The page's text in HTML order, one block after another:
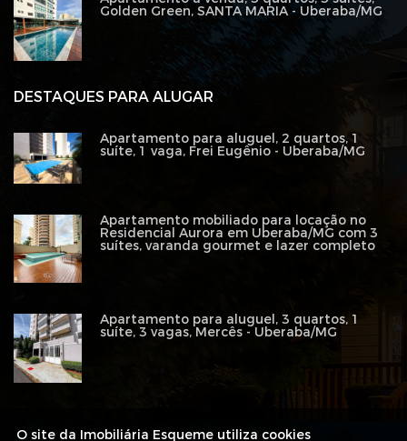
DESTAQUES PARA ALUGAR
Apartamento para aluguel, 2 quartos, 1
suíte, 1 vaga, Frei Eugênio - Uberaba/MG
Apartamento mobiliado para locação no
Residencial Aurora em Uberaba/MG com 3
suítes, varanda gourmet e lazer completo
Apartamento para aluguel, 3 quartos, 1
suíte, 3 vagas, Mercês - Uberaba/MG
Golden Green, SANTA MARIA - Uberaba/MG
O site da Imobiliária Esqueme utiliza cookies